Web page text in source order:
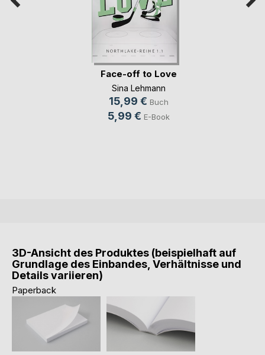
Face-off to Love
Sina Lehmann
15,99 € Buch
5,99 € E-Book
3D-Ansicht des Produktes (beispielhaft auf
Grundlage des Einbandes, Verhältnisse und
Details variieren)
Paperback